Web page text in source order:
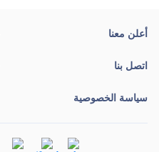
أعلن معنا
اتصل بنا
سياسة الخصوصية